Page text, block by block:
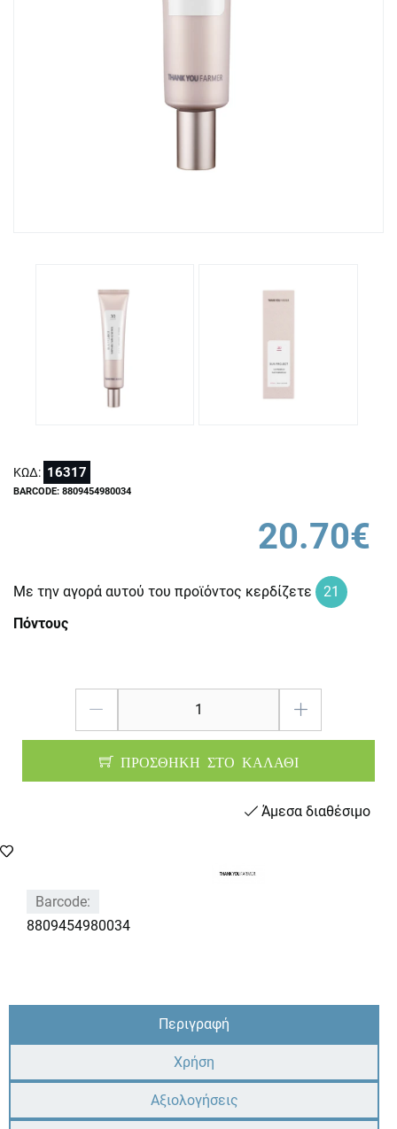
ΚΩΔ: 16317
BARCODE: 8809454980034
20.70€
Με την αγορά αυτού του προϊόντος κερδίζετε
21
Πόντους
ΠΡΟΣΘΗΚΗ ΣΤΟ ΚΑΛΑΘΙ
Άμεσα διαθέσιμο
Barcode:
8809454980034
Περιγραφή
Χρήση
Αξιολογήσεις